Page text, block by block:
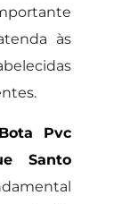
às
Bota Pvc
Santo